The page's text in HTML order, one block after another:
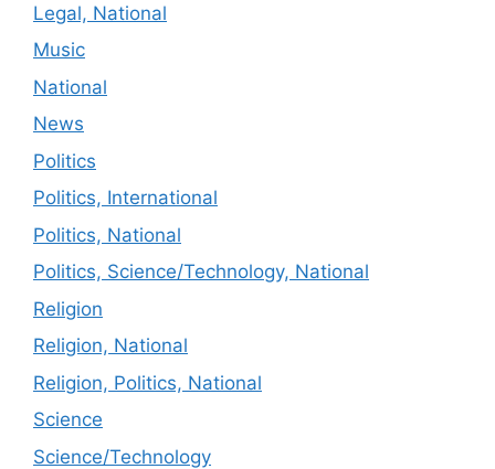
Legal, National
Music
National
News
Politics
Politics, International
Politics, National
Politics, Science/Technology, National
Religion
Religion, National
Religion, Politics, National
Science
Science/Technology